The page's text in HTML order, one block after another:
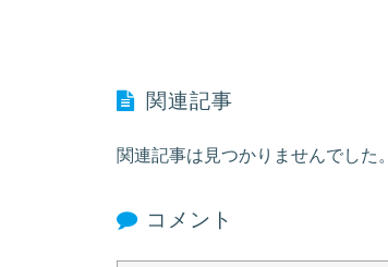
関連記事
関連記事は見つかりませんでした。
コメント